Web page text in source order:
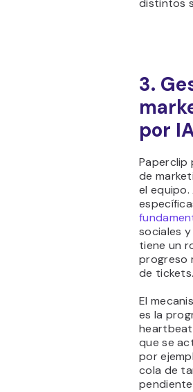
distintos
3.
por
Paperclip
de
el
sociales
tiene un
progreso
de
El
es la
que se
por
cola de